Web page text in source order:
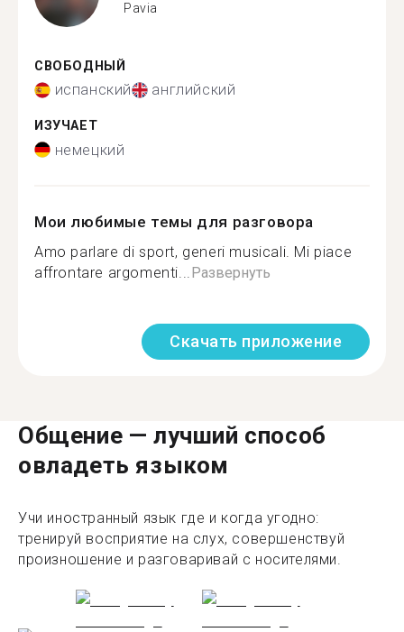
Pavia
СВОБОДНЫЙ
испанский английский
ИЗУЧАЕТ
немецкий
Мои любимые темы для разговора
Amo parlare di sport, generi musicali. Mi piace
affrontare argomenti... Развернуть
Скачать приложение
Общение — лучший способ
овладеть языком
Учи иностранный язык где и когда угодно:
тренируй восприятие на слух, совершенствуй
произношение и разговаривай с носителями.